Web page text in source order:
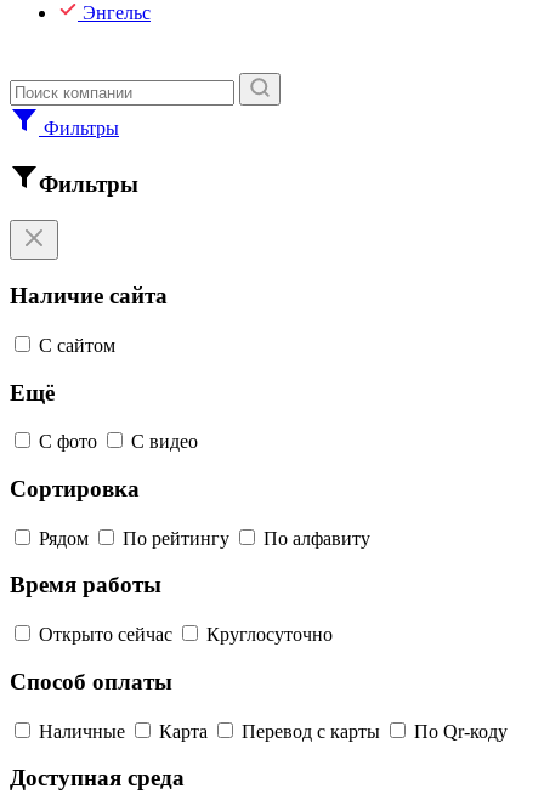
Энгельс
Фильтры
Фильтры
Наличие сайта
С сайтом
Ещё
С фото С видео
Сортировка
Рядом По рейтингу По алфавиту
Время работы
Открыто сейчас Круглосуточно
Способ оплаты
Наличные Карта Перевод с карты По Qr-коду
Доступная среда